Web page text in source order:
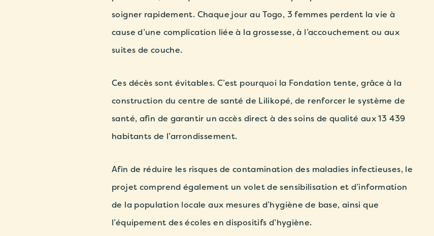
soigner rapidement. Chaque jour au Togo, 3 femmes perdent la vie à
cause d’une complication liée à la grossesse, à l’accouchement ou aux
suites de couche.
Ces décès sont évitables. C’est pourquoi la Fondation tente, grâce à la
construction du centre de santé de Lilikopé, de renforcer le système de
santé, afin de garantir un accès direct à des soins de qualité aux 13 439
habitants de l’arrondissement.
Afin de réduire les risques de contamination des maladies infectieuses, le
projet comprend également un volet de sensibilisation et d’information
de la population locale aux mesures d’hygiène de base, ainsi que
l’équipement des écoles en dispositifs d’hygiène.